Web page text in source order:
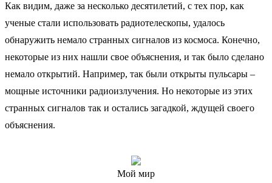
Как видим, даже за несколько десятилетий, с тех пор, как
ученые стали использовать радиотелескопы, удалось
обнаружить немало странных сигналов из космоса. Конечно,
некоторые из них нашли свое объяснения, и так было сделано
немало открытий. Например, так были открыты пульсары –
мощные источники радиоизлучения. Но некоторые из этих
странных сигналов так и остались загадкой, ждущей своего
объяснения.
Мой мир